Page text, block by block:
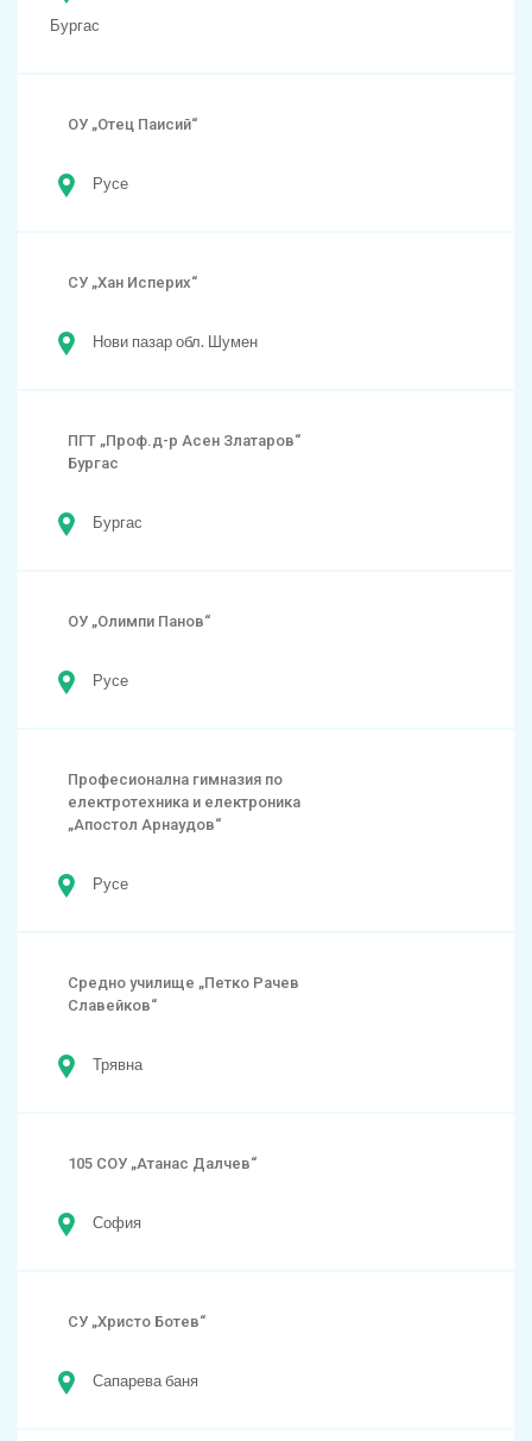
Бургас
ОУ „Отец Паисий“
Русе
СУ „Хан Исперих“
Нови пазар обл. Шумен
ПГТ „Проф.д-р Асен Златаров“
Бургас
Бургас
ОУ „Олимпи Панов“
Русе
Професионална гимназия по
електротехника и електроника
„Апостол Арнаудов“
Русе
Средно училище „Петко Рачев
Славейков“
Трявна
105 СОУ „Атанас Далчев“
София
СУ „Христо Ботев“
Сапарева баня